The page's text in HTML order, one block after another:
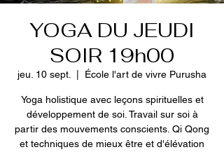
YOGA DU JEUDI
SOIR 19h00
jeu. 10 sept. École l'art de vivre Purusha
Yoga holistique avec leçons spirituelles et
développement de soi. Travail sur soi à
partir des mouvements conscients. Qi Qong
et techniques de mieux être et d'élévation